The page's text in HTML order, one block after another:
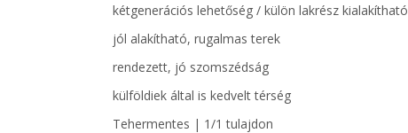
kétgenerációs lehetőség / külön lakrész kialakítható
jól alakítható, rugalmas terek
rendezett, jó szomszédság
külföldiek által is kedvelt térség
Tehermentes | 1/1 tulajdon